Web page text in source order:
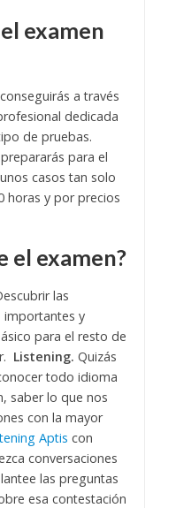
examen
a través
dedicada
de pruebas.
para el
casos tan solo
horas y por precios
el examen?
las
importantes y
para el resto de
Listening. Quizás
todo idioma
saber lo que nos
con la mayor
Aptis con
conversaciones
las preguntas
esa contestación